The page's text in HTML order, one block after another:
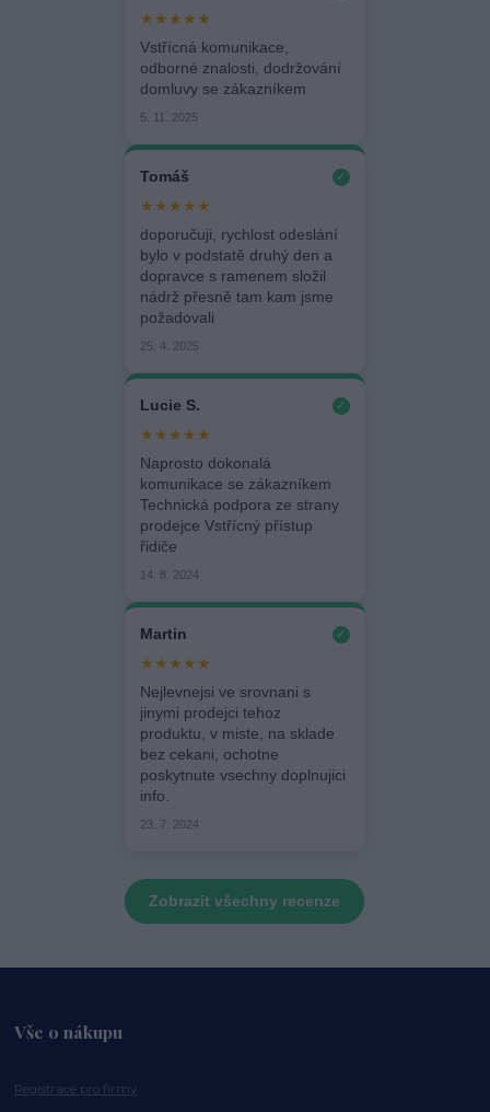
★★★★★
Vstřícná komunikace,
odborné znalosti, dodržování
domluvy se zákazníkem
5. 11. 2025
Tomáš ✓
★★★★★
doporučuji, rychlost odeslání
bylo v podstatě druhý den a
dopravce s ramenem složil
nádrž přesně tam kam jsme
požadovali
25. 4. 2025
Lucie S. ✓
★★★★★
Naprosto dokonalá
komunikace se zákazníkem
Technická podpora ze strany
prodejce Vstřícný přístup
řidiče
14. 8. 2024
Martin ✓
★★★★★
Nejlevnejsi ve srovnani s
jinymi prodejci tehoz
produktu, v miste, na sklade
bez cekani, ochotne
poskytnute vsechny doplnujici
info.
23. 7. 2024
Zobrazit všechny recenze
Vše o nákupu
Registrace pro firmy